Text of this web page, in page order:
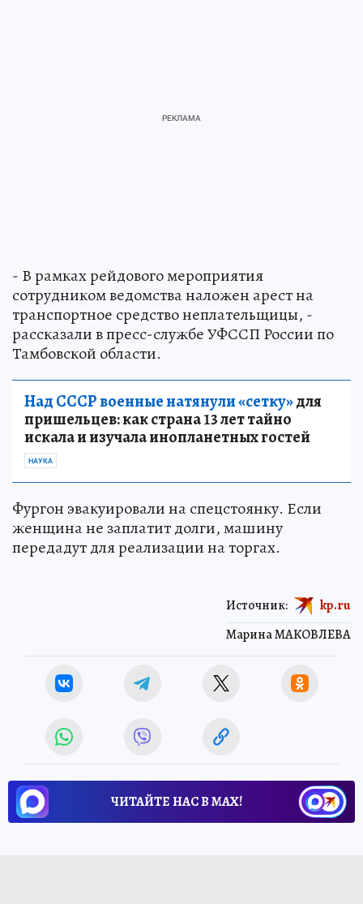
- В рамках рейдового мероприятия
сотрудником ведомства наложен арест на
транспортное средство неплательщицы, -
рассказали в пресс-службе УФССП России по
Тамбовской области.
Над СССР военные натянули «сетку»для
пришельцев: как страна 13 лет тайно
искала и изучала инопланетных гостей
НАУКА
Фургон эвакуировали на спецстоянку. Если
женщина не заплатит долги, машину
передадут для реализации на торгах.
Марина МАКОВЛЕВА
Источник: kp.ru
ЧИТАЙТЕ НАС В МАХ!